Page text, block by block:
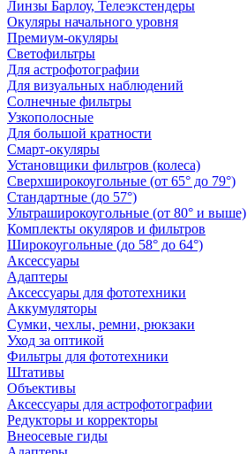
Линзы Барлоу, Телеэкстендеры
Окуляры начального уровня
Премиум-окуляры
Светофильтры
Для астрофотографии
Для визуальных наблюдений
Солнечные фильтры
Узкополосные
Для большой кратности
Смарт-окуляры
Установщики фильтров (колеса)
Сверхширокоугольные (от 65° до 79°)
Стандартные (до 57°)
Ультраширокоугольные (от 80° и выше)
Комплекты окуляров и фильтров
Широкоугольные (до 58° до 64°)
Аксессуары
Адаптеры
Аксессуары для фототехники
Аккумуляторы
Сумки, чехлы, ремни, рюкзаки
Уход за оптикой
Фильтры для фототехники
Штативы
Объективы
Аксессуары для астрофотографии
Редукторы и корректоры
Внеосевые гиды